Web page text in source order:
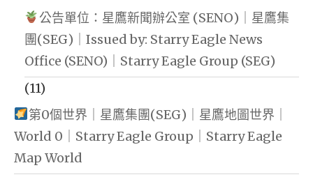
公告單位：星鷹新聞辦公室 (SENO)｜星鷹集
團(SEG)｜Issued by: Starry Eagle News
Office (SENO)｜Starry Eagle Group (SEG)
(11)
第0個世界｜星鷹集團(SEG)｜星鷹地圖世界｜
World 0｜Starry Eagle Group｜Starry Eagle
Map World